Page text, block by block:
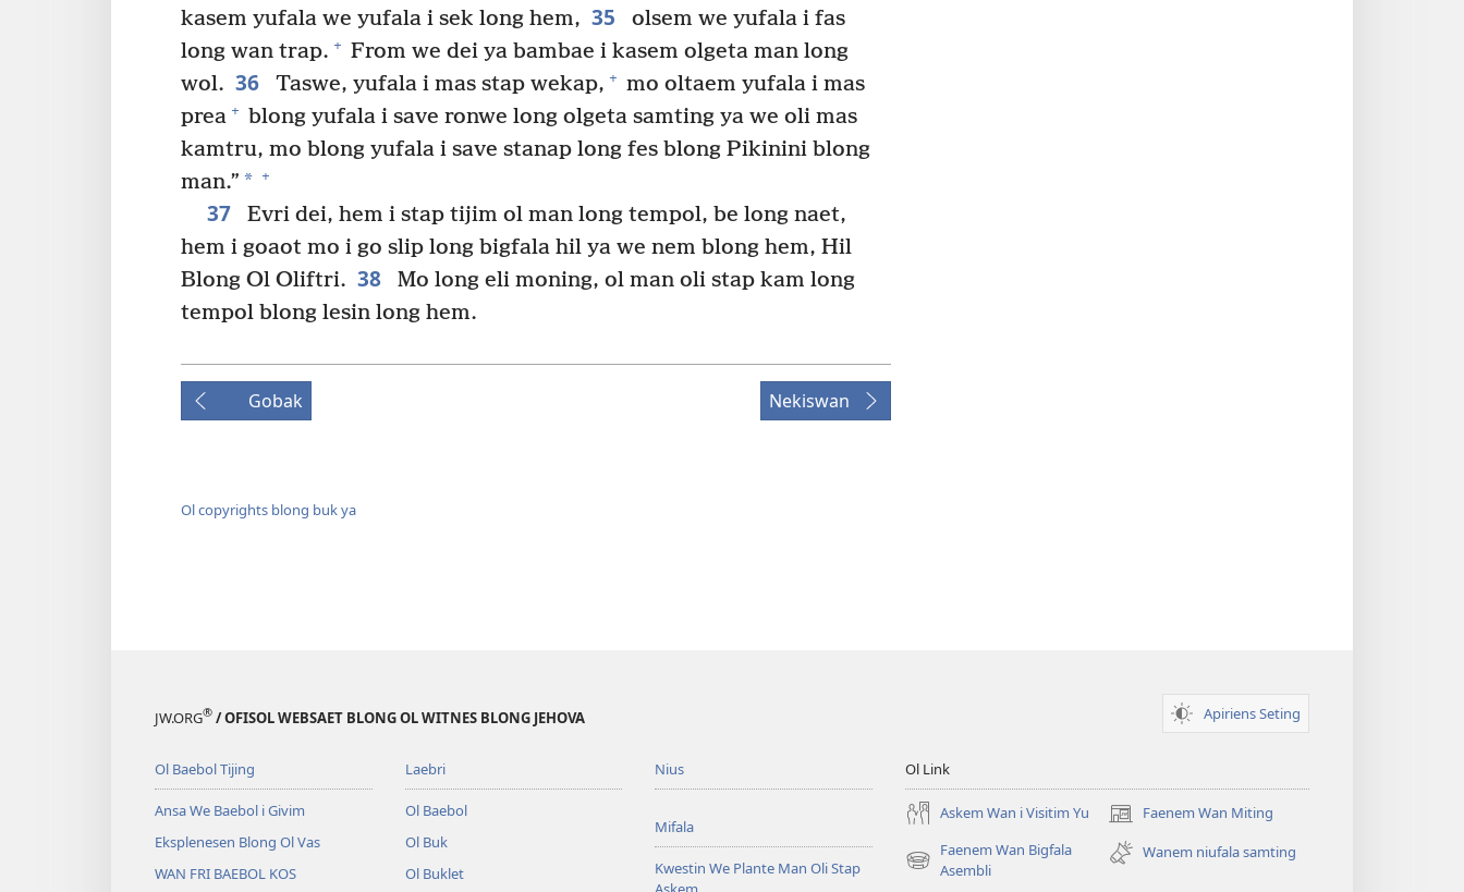
kasem yufala we yufala i sek long hem, 35
olsem we yufala i fas
long wan trap. + From we dei ya bambae i kasem olgeta man long
wol. 36 Taswe, yufala i mas stap wekap, + mo oltaem yufala i mas
prea + blong yufala i save ronwe long olgeta samting ya we oli mas
kamtru, mo blong yufala i save stanap long fes blong Pikinini blong
man.” * +
37
Evri dei, hem i stap tijim ol man long tempol, be long naet,
hem i goaot mo i go slip long bigfala hil ya we nem blong hem, Hil
Blong Ol Oliftri. 38
Mo long eli moning, ol man oli stap kam long
tempol blong lesin long hem.
Gobak Nekiswan
Ol copyrights blong buk ya
JW.ORG® / OFISOL WEBSAET BLONG OL WITNES BLONG JEHOVA Apiriens Seting
Ol Baebol Tijing
Ansa We Baebol i Givim
Eksplenesen Blong Ol Vas
WAN FRI BAEBOL KOS
Laebri
Ol Baebol
Ol Buk
Ol Buklet
Nius
Mifala
Kwestin We Plante Man Oli Stap
Ol Link
Askem Wan i Visitim Yu Faenem Wan Miting
(openem
wan
niufala
Faenem Wan Bigfala
Asembli
(openem
Wanem niufala samting